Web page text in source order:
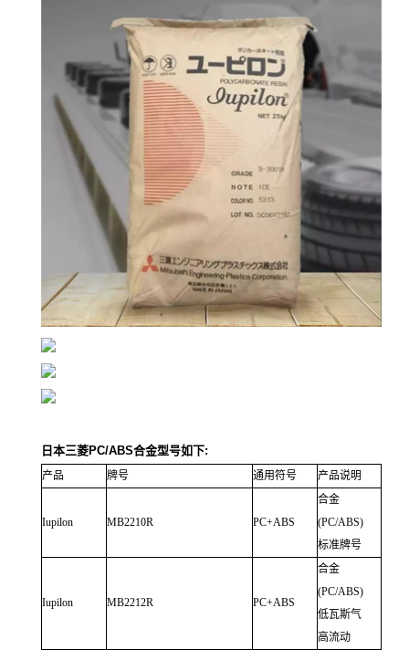
日本三菱PC/ABS合金型号如下:
产品 牌号 通用符号 产品说明
Iupilon MB2210R PC+ABS
合金
(PC/ABS)
标准牌号
Iupilon MB2212R PC+ABS
合金
(PC/ABS)
低瓦斯气
高流动